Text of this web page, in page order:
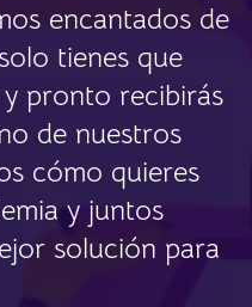
encantados de
tienes que
pronto recibirás
de nuestros
cómo quieres
y juntos
solución para